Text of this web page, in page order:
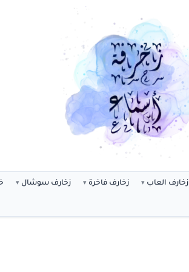
زخارف العاب زخارف فاخرة زخارف سوشال